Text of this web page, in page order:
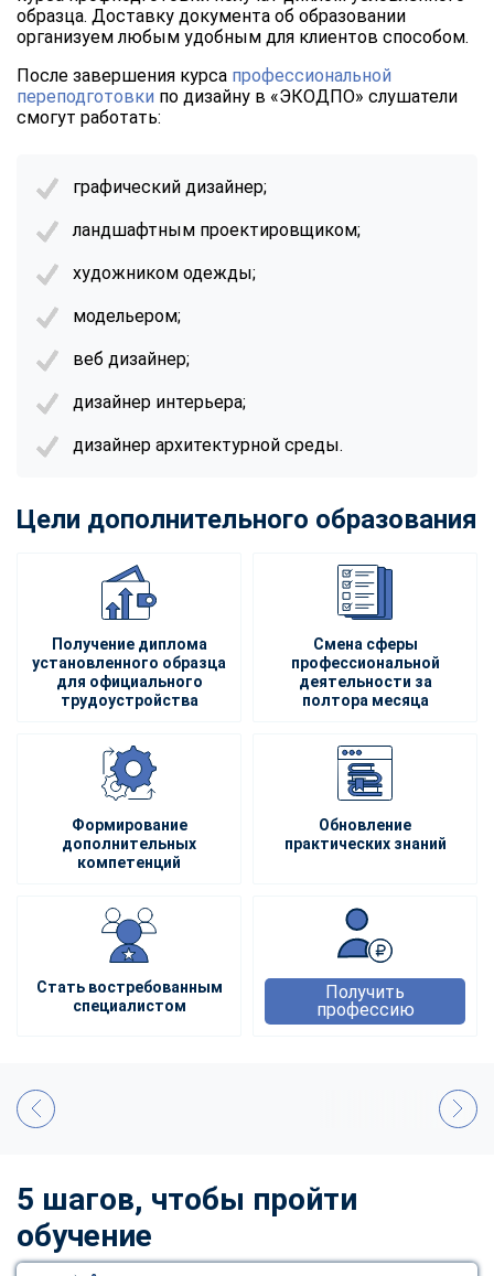
образца. Доставку документа об образовании
организуем любым удобным для клиентов способом.
После завершения курса профессиональной
переподготовки по дизайну в «ЭКОДПО» слушатели
смогут работать:
графический дизайнер;
ландшафтным проектировщиком;
художником одежды;
модельером;
веб дизайнер;
дизайнер интерьера;
дизайнер архитектурной среды.
Цели дополнительного образования
Получение диплома
установленного образца
для официального
трудоустройства
Смена сферы
профессиональной
деятельности за
полтора месяца
Формирование
дополнительных
компетенций
Обновление
практических знаний
Стать востребованным
специалистом
Получить
профессию
5 шагов, чтобы пройти
обучение